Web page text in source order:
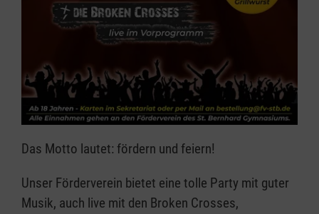
Das Motto lautet: fördern und feiern!
Unser Förderverein bietet eine tolle Party mit guter
Musik, auch live mit den Broken Crosses,